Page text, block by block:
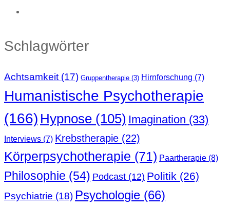
Schlagwörter
Achtsamkeit (17) Gruppentherapie (3) Hirnforschung (7)
Humanistische Psychotherapie
(166) Hypnose (105) Imagination (33)
Interviews (7) Krebstherapie (22)
Körperpsychotherapie (71) Paartherapie (8)
Philosophie (54) Podcast (12) Politik (26)
Psychiatrie (18) Psychologie (66)